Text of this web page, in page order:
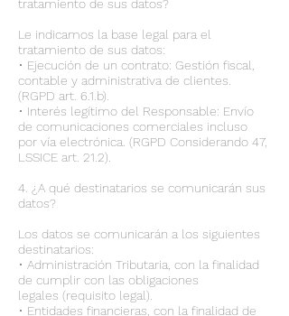
tratamiento de sus datos?
Le indicamos la base legal para el
tratamiento de sus datos:
• Ejecución de un contrato: Gestión fiscal,
contable y administrativa de clientes.
(RGPD art. 6.1.b).
• Interés legítimo del Responsable: Envío
de comunicaciones comerciales incluso
por vía electrónica. (RGPD Considerando 47,
LSSICE art. 21.2).
4. ¿A qué destinatarios se comunicarán sus
datos?
Los datos se comunicarán a los siguientes
destinatarios:
• Administración Tributaria, con la finalidad
de cumplir con las obligaciones
legales (requisito legal).
• Entidades financieras, con la finalidad de